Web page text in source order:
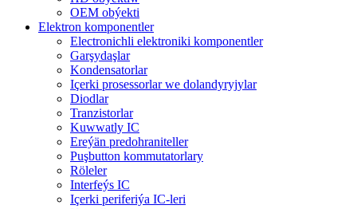
OEM obýekti
Elektron komponentler
Electronichli elektroniki komponentler
Garşydaşlar
Kondensatorlar
Içerki prosessorlar we dolandyryjylar
Diodlar
Tranzistorlar
Kuwwatly IC
Ereýän predohraniteller
Puşbutton kommutatorlary
Röleler
Interfeýs IC
Içerki periferiýa IC-leri